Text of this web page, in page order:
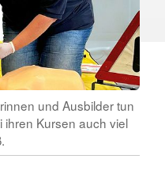
und Ausbilder tun
Kursen auch viel